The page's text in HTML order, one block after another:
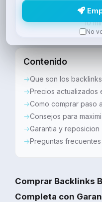
29 de Marzo de
10
Contenido
Que son los
Precios actualizados
Como comprar paso
Consejos para
Garantia y reposicion
Preguntas frecuentes
Comprar Backlinks
Completa con
No